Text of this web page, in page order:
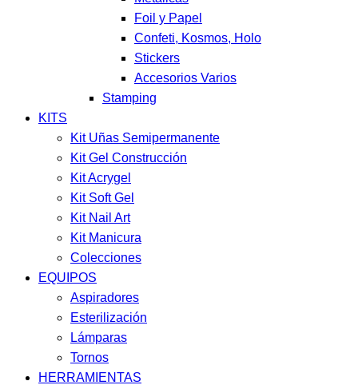
Foil y Papel
Confeti, Kosmos, Holo
Stickers
Accesorios Varios
Stamping
KITS
Kit Uñas Semipermanente
Kit Gel Construcción
Kit Acrygel
Kit Soft Gel
Kit Nail Art
Kit Manicura
Colecciones
EQUIPOS
Aspiradores
Esterilización
Lámparas
Tornos
HERRAMIENTAS